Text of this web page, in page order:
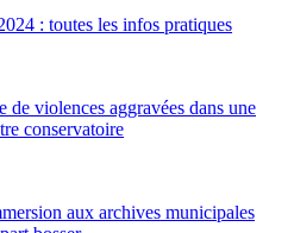
: toutes les infos pratiques
de violences aggravées dans une
conservatoire
aux archives municipales